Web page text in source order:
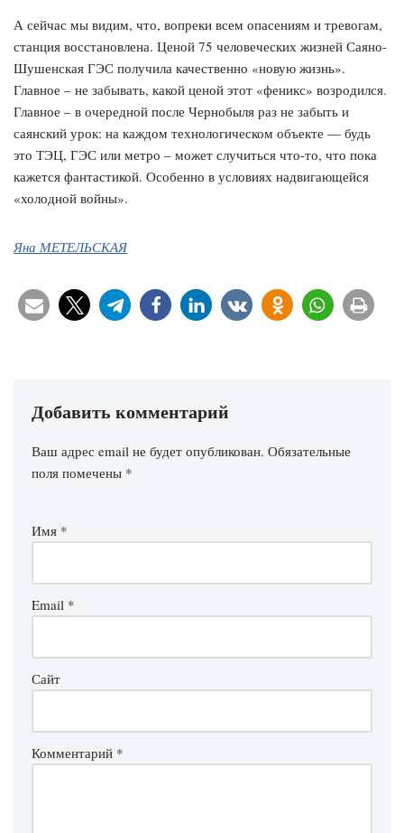
А сейчас мы видим, что, вопреки всем опасениям и тревогам,
станция восстановлена. Ценой 75 человеческих жизней Саяно-
Шушенская ГЭС получила качественно «новую жизнь».
Главное – не забывать, какой ценой этот «феникс» возродился.
Главное – в очередной после Чернобыля раз не забыть и
саянский урок: на каждом технологическом объекте — будь
это ТЭЦ, ГЭС или метро – может случиться что-то, что пока
кажется фантастикой. Особенно в условиях надвигающейся
«холодной войны».
Яна МЕТЕЛЬСКАЯ
Добавить комментарий
Ваш адрес email не будет опубликован. Обязательные
поля помечены *
Имя *
Email *
Сайт
Комментарий *